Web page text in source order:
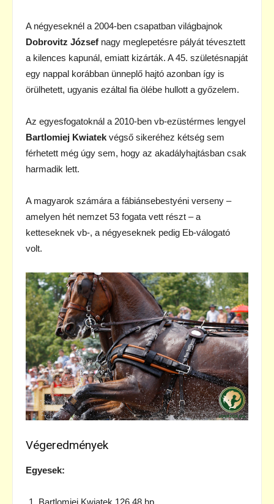
A négyeseknél a 2004-ben csapatban világbajnok
Dobrovitz József nagy meglepetésre pályát tévesztett
a kilences kapunál, emiatt kizárták. A 45. születésnapját
egy nappal korábban ünneplő hajtó azonban így is
örülhetett, ugyanis ezáltal fia ölébe hullott a győzelem.
Az egyesfogatoknál a 2010-ben vb-ezüstérmes lengyel
Bartlomiej Kwiatek végső sikeréhez kétség sem
férhetett még úgy sem, hogy az akadályhajtásban csak
harmadik lett.
A magyarok számára a fábiánsebestyéni verseny –
amelyen hét nemzet 53 fogata vett részt – a
ketteseknek vb-, a négyeseknek pedig Eb-válogató
volt.
Végeredmények
Egyesek: